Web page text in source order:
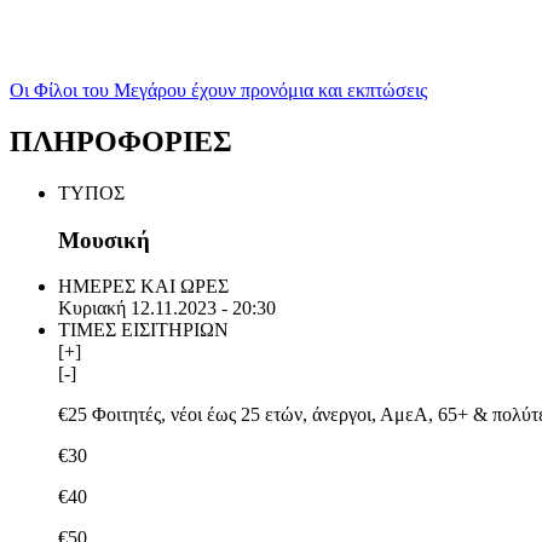
Οι Φίλοι του Μεγάρου έχουν προνόμια και εκπτώσεις
ΠΛΗΡΟΦΟΡΙΕΣ
ΤΥΠΟΣ
Μουσική
ΗΜΕΡΕΣ ΚΑΙ ΩΡΕΣ
Κυριακή 12.11.2023 - 20:30
ΤΙΜΕΣ ΕΙΣΙΤΗΡΙΩΝ
[+]
[-]
€25 Φοιτητές, νέοι έως 25 ετών, άνεργοι, ΑμεΑ, 65+ &
€30
€40